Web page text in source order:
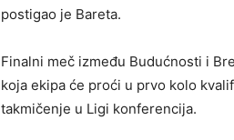
postigao je Bareta.
Finalni meč između Budućnosti i
koja ekipa će proći u prvo kolo
takmičenje u Ligi konferencija.